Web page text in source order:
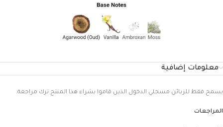
معلومات إضافية
المراجعات
يسمح فقط للزبائن مسجلي الدخول الذين قاموا بشراء هذا المنتج ترك مراجعة.